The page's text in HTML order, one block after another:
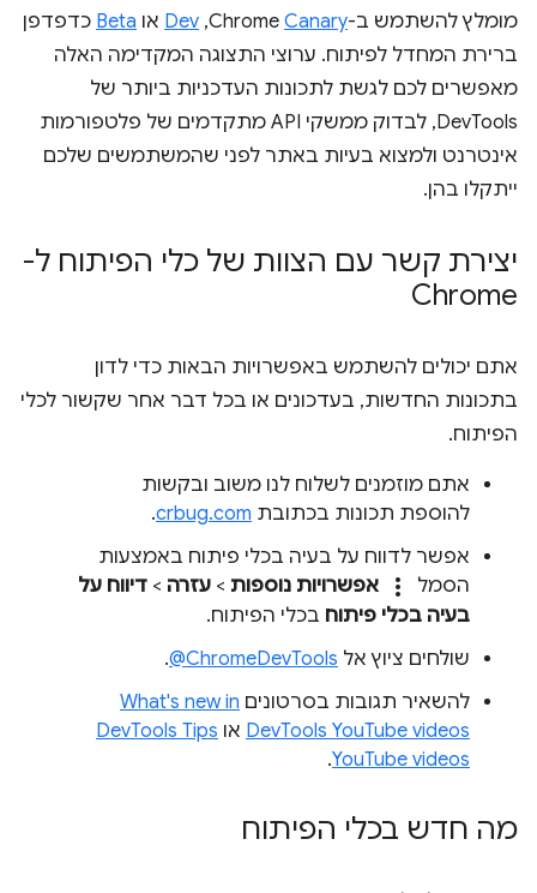
מומלץ להשתמש ב-ChromeCanary
,‏
Dev או Beta כדפדפן
ברירת המחדל לפיתוח. ערוצי התצוגה המקדימה האלה
מאפשרים לכם לגשת לתכונות העדכניות ביותר של
DevTools, לבדוק ממשקי API מתקדמים של פלטפורמות
אינטרנט ולמצוא בעיות באתר לפני שהמשתמשים שלכם
ייתקלו בהן.
יצירת קשר עם הצוות של כלי הפיתוח ל-
Chrome
אתם יכולים להשתמש באפשרויות הבאות כדי לדון
בתכונות החדשות, בעדכונים או בכל דבר אחר שקשור לכלי
הפיתוח.
אתם מוזמנים לשלוח לנו משוב ובקשות
להוספת תכונות בכתובת crbug.com
.
אפשר לדווח על בעיה בכלי פיתוח באמצעות
הסמל
more_vert אפשרויות נוספות > עזרה > דיווח על
בעיה בכלי פיתוח בכלי הפיתוח.
שולחים ציוץ אל ‎@ChromeDevTools
.
להשאיר תגובות בסרטונים What's new in
DevTools YouTube videos או DevTools Tips
YouTube videos
.
מה חדש בכלי הפיתוח